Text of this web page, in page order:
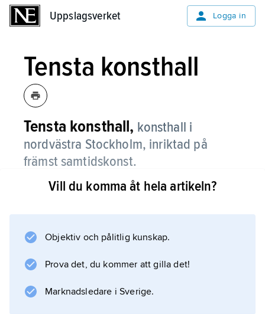
Uppslagsverket Logga in
Tensta konsthall
Tensta konsthall, konsthall i
nordvästra Stockholm, inriktad på
främst samtidskonst.
Den öppnades 1998 i samband med att
Stockholms stad och Allmänna arvsfonden.
Tensta konsthall pedagogisk verksamhet i
närområdet.
Vill du komma åt hela artikeln?
Objektiv och pålitlig kunskap.
Prova det, du kommer att gilla det!
Marknadsledare i Sverige.